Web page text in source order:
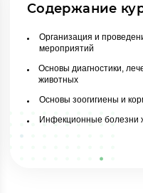
Содержание
Организация и
мероприятий
Основы диагностики,
животных
Основы зоогигиены и
Инфекционные болезни